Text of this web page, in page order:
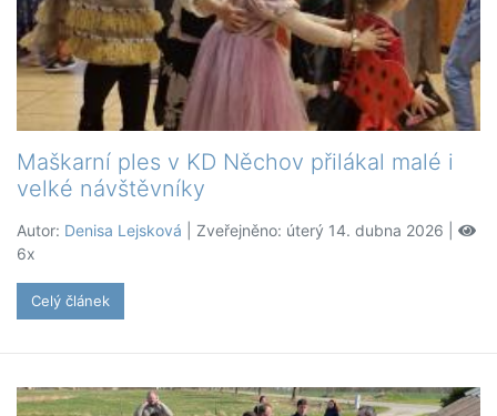
Maškarní ples v KD Něchov přilákal malé i
velké návštěvníky
Autor: Denisa Lejsková | Zveřejněno: úterý 14. dubna 2026 |
6x
Celý článek